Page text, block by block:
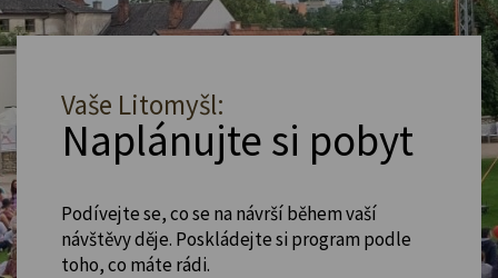
Vaše Litomyšl:
Naplánujte si pobyt
Podívejte se, co se na návrší během vaší
návštěvy děje. Poskládejte si program podle
toho, co máte rádi.